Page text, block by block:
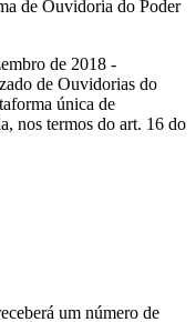
de Ouvidoria do Poder
de 2018 -
de Ouvidorias do
única de
nos termos do art. 16 do
um número de